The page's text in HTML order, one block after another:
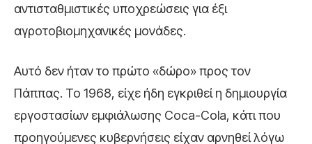
αντισταθμιστικές υποχρεώσεις για έξι
αγροτοβιομηχανικές μονάδες.
Αυτό δεν ήταν το πρώτο «δώρο» προς τον
Πάππας. Το 1968, είχε ήδη εγκριθεί η δημιουργία
εργοστασίων εμφιάλωσης Coca-Cola, κάτι που
προηγούμενες κυβερνήσεις είχαν αρνηθεί λόγω